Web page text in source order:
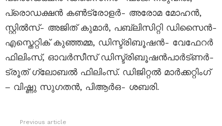
പ്രൊഡക്ഷൻ കൺട്രോളർ- അരോമ മോഹൻ,
സ്റ്റിൽസ്- അജിത് കുമാർ, പബ്ലിസിറ്റി ഡിസൈൻ-
എസ്തെറ്റിക് കുഞ്ഞമ്മ, ഡിസ്ട്രിബൂഷൻ- വേഫേറർ
ഫിലിംസ്, ഓവർസീസ് ഡിസ്ട്രിബൂഷൻപാർട്ണർ-
ട്രൂത് ഗ്ലോബൽ ഫിലിംസ്. ഡിജിറ്റൽ മാർക്കറ്റിംഗ്
– വിഷ്ണു സുഗതൻ, പിആർഒ- ശബരി.
Previous article